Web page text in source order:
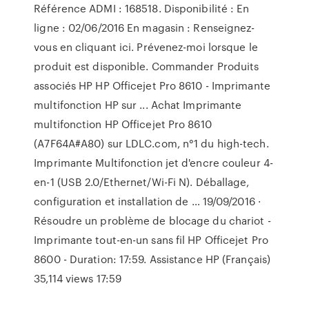
Référence ADMI : 168518. Disponibilité : En
ligne : 02/06/2016 En magasin : Renseignez-
vous en cliquant ici. Prévenez-moi lorsque le
produit est disponible. Commander Produits
associés HP HP Officejet Pro 8610 - Imprimante
multifonction HP sur ... Achat Imprimante
multifonction HP Officejet Pro 8610
(A7F64A#A80) sur LDLC.com, n°1 du high-tech.
Imprimante Multifonction jet d'encre couleur 4-
en-1 (USB 2.0/Ethernet/Wi-Fi N). Déballage,
configuration et installation de … 19/09/2016 ·
Résoudre un problème de blocage du chariot -
Imprimante tout-en-un sans fil HP Officejet Pro
8600 - Duration: 17:59. Assistance HP (Français)
35,114 views 17:59